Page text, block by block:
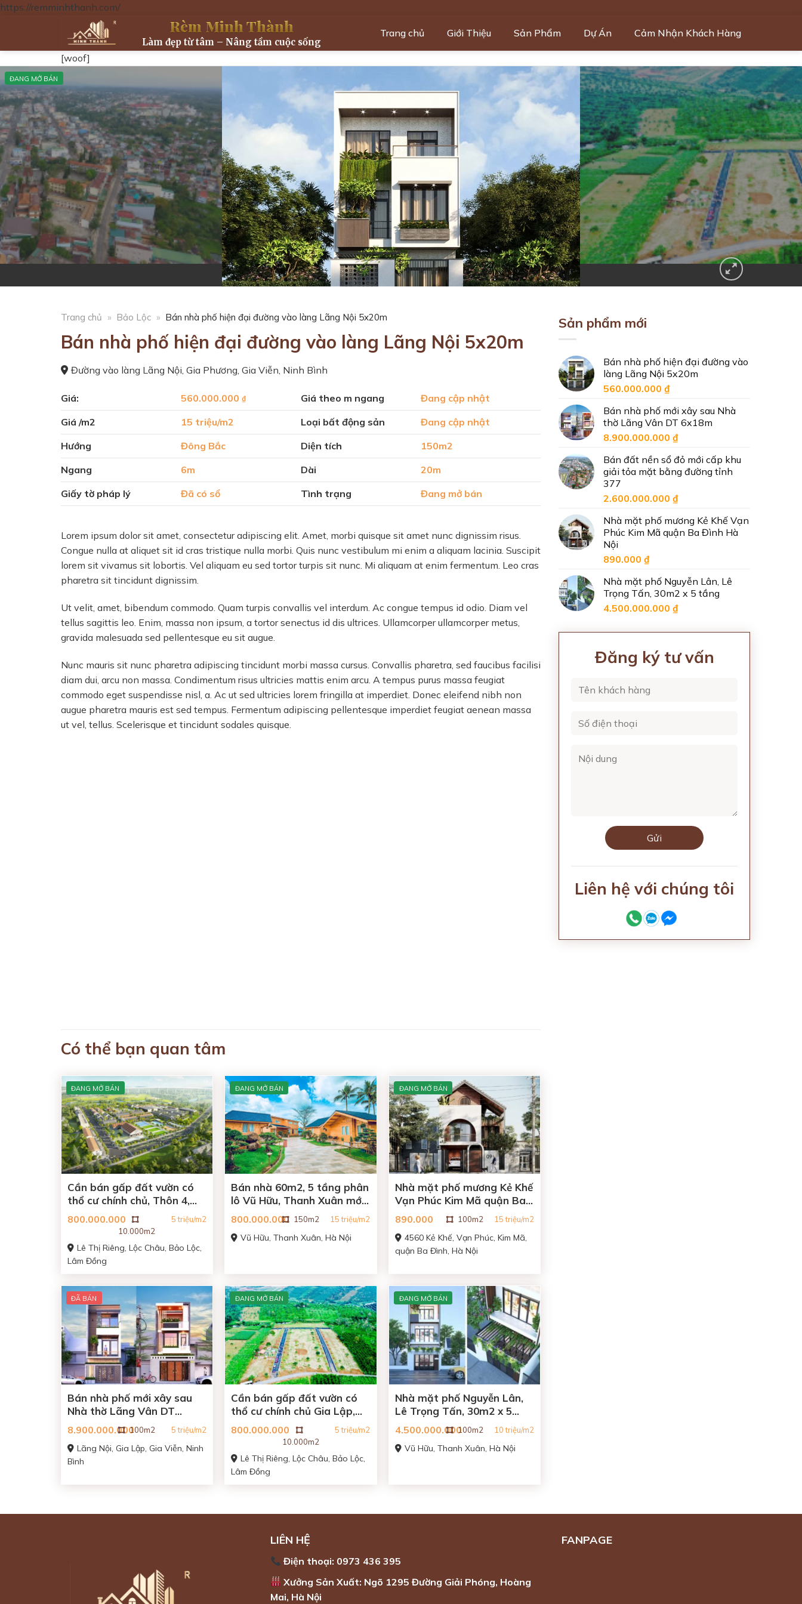
https://remminhthanh.com/
content
Rèm Minh Thành
Làm đẹp từ tâm – Nâng tầm cuộc sống
Trang chủ Giới Thiệu Sản Phẩm Dự Án Cảm Nhận Khách Hàng
[woof]
ĐANG MỞ BÁN
Trang chủ » Bảo Lộc » Bán nhà phố hiện đại đường vào làng Lãng Nội 5x20m
Bán nhà phố hiện đại đường vào làng Lãng Nội 5x20m
Đường vào làng Lãng Nội, Gia Phương, Gia Viễn, Ninh Bình
Giá: 560.000.000 ₫ Giá theo m ngang
Đang cập nhật
Giá /m2
15 triệu/m2 Loại bất động sản
Đang cập nhật
Hướng
Đông Bắc Diện tích
150m2
Ngang
6m Dài
20m
Giấy tờ pháp lý
Đã có sổ Tình trạng Đang mở bán
Lorem ipsum dolor sit amet, consectetur adipiscing elit. Amet, morbi quisque sit amet nunc dignissim risus.
Congue nulla at aliquet sit id cras tristique nulla morbi. Quis nunc vestibulum mi enim a aliquam lacinia. Suscipit
lorem sit vivamus sit lobortis. Vel aliquam eu sed tortor turpis sit nunc. Mi aliquam at enim fermentum. Leo cras
pharetra sit tincidunt dignissim.
Ut velit, amet, bibendum commodo. Quam turpis convallis vel interdum. Ac congue tempus id odio. Diam vel
tellus sagittis leo. Enim, massa non ipsum, a tortor senectus id dis ultrices. Ullamcorper ullamcorper metus,
gravida malesuada sed pellentesque eu sit augue.
Nunc mauris sit nunc pharetra adipiscing tincidunt morbi massa cursus. Convallis pharetra, sed faucibus facilisi
diam dui, arcu non massa. Condimentum risus ultricies mattis enim arcu. A tempus purus massa feugiat
commodo eget suspendisse nisl, a. Ac ut sed ultricies lorem fringilla at imperdiet. Donec eleifend nibh non
augue pharetra mauris est sed tempus. Fermentum adipiscing pellentesque imperdiet feugiat aenean massa
ut vel, tellus. Scelerisque et tincidunt sodales quisque.
Có thể bạn quan tâm
ĐANG MỞ BÁN
Cần bán gấp đất vườn có
thổ cư chính chủ, Thôn 4,
Lộc Châu
800.000.000
10.000m2
5 triệu/m2
Lê Thị Riêng, Lộc Châu, Bảo Lộc,
Lâm Đồng
ĐANG MỞ BÁN
Bán nhà 60m2, 5 tầng phân
lô Vũ Hữu, Thanh Xuân mới
xây
800.000.000 150m2 15 triệu/m2
Vũ Hữu, Thanh Xuân, Hà Nội
ĐANG MỞ BÁN
Nhà mặt phố mương Kẻ Khế
Vạn Phúc Kim Mã quận Ba
Đình Hà Nội
890.000 100m2 15 triệu/m2
4560 Kẻ Khế, Vạn Phúc, Kim Mã,
quận Ba Đình, Hà Nội
ĐÃ BÁN
Bán nhà phố mới xây sau
Nhà thờ Lãng Vân DT
6x18m
8.900.000.000100m2 5 triệu/m2
Lãng Nội, Gia Lập, Gia Viễn, Ninh
Bình
ĐANG MỞ BÁN
Cần bán gấp đất vườn có
thổ cư chính chủ Gia Lập,
Gia Viễn
800.000.000
10.000m2
5 triệu/m2
Lê Thị Riêng, Lộc Châu, Bảo Lộc,
Lâm Đồng
ĐANG MỞ BÁN
Nhà mặt phố Nguyễn Lân,
Lê Trọng Tấn, 30m2 x 5
tầng
4.500.000.000100m2 10 triệu/m2
Vũ Hữu, Thanh Xuân, Hà Nội
Sản phẩm mới
Bán nhà phố hiện đại đường vào
làng Lãng Nội 5x20m
560.000.000 ₫
Bán nhà phố mới xây sau Nhà
thờ Lãng Vân DT 6x18m
8.900.000.000 ₫
Bán đất nền sổ đỏ mới cấp khu
giải tỏa mặt bằng đường tỉnh
377
2.600.000.000 ₫
Nhà mặt phố mương Kẻ Khế Vạn
Phúc Kim Mã quận Ba Đình Hà
Nội
890.000 ₫
Nhà mặt phố Nguyễn Lân, Lê
Trọng Tấn, 30m2 x 5 tầng
4.500.000.000 ₫
Đăng ký tư vấn
Liên hệ với chúng tôi
LIÊN HỆ
Điện thoại: 0973 436 395
Xưởng Sản Xuất: Ngõ 1295 Đường Giải Phóng, Hoàng
Mai, Hà Nội
FANPAGE